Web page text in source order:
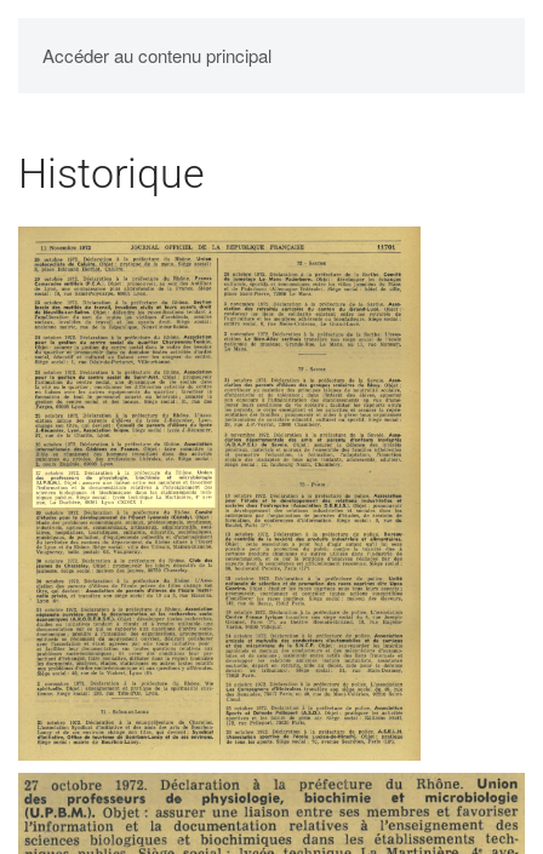
Accéder au contenu principal
UPBM
Historique